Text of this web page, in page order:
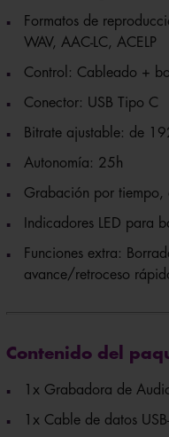
Formatos de
WAV, AAC-LC, ACELP
Control: Cableado +
Conector: USB Tipo C
Bitrate ajustable: de
Autonomía: 25h
Grabación por
Indicadores LED para
Funciones extra:
avance/retroceso
Contenido del
1x Grabadora de
1x Cable de datos